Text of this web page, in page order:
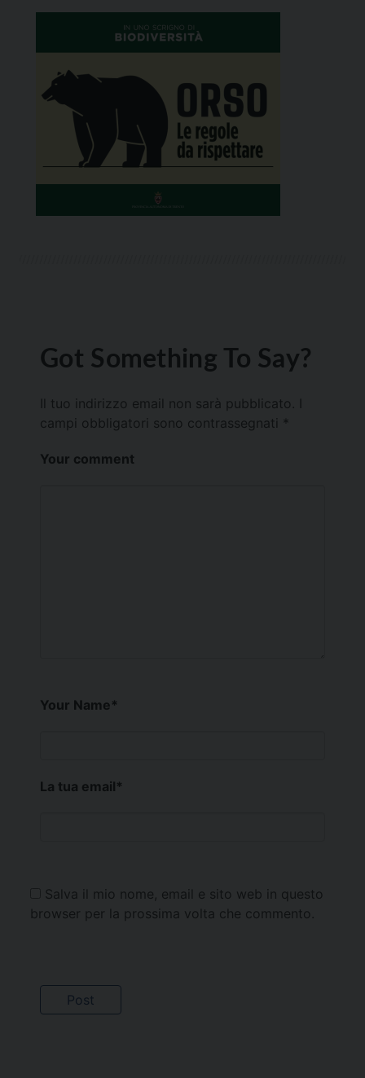
Got Something To Say?
Il tuo indirizzo email non sarà pubblicato.
campi obbligatori sono contrassegnati *
Your comment
Your Name*
La tua email*
Salva il mio nome, email e sito web in questo
browser per la prossima volta che commento.